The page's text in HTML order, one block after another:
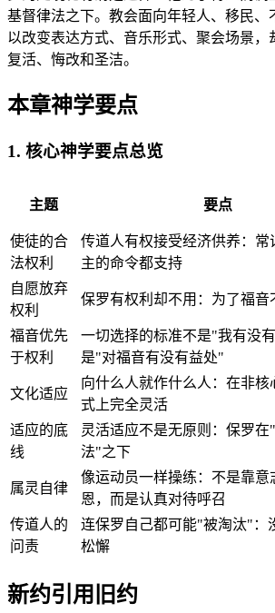
基督律法之下。教会面向年轻人、移民、
以改变表达方式、音乐形式、聚会场景，
复活、悔改和圣洁。
本章神学要点
1. 核心神学要点总览
主题 要点
使徒的合
法权利
传道人有权接受经济供养：常
主的命令都支持
自愿放弃
权利
保罗有权利却不用：为了福音
福音优先
于权利
一切选择的标准不是"我有没
是"对福音有没有益处"
文化适应
向什么人就作什么人：在非核
式上完全灵活
适应的底
线
灵活适应不是无原则：保罗在
法"之下
属灵自律
像运动员一样操练：不是靠意
恩，而是认真对待呼召
传道人的
问责
连保罗自己都可能"被淘汰"：
松懈
新约引用旧约